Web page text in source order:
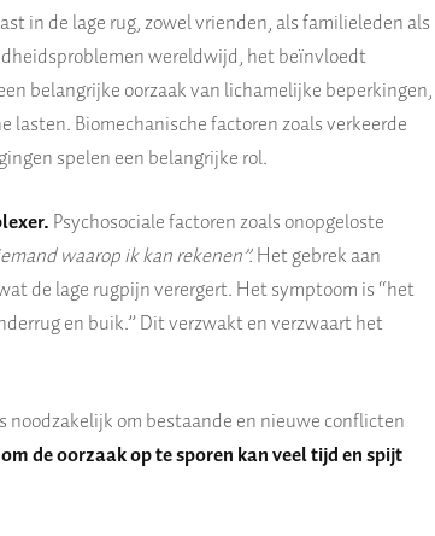
in de lage rug, zowel vrienden, als familieleden als
wereldwijd, het beïnvloedt
belangrijke oorzaak van lichamelijke beperkingen,
lasten. Biomechanische factoren zoals verkeerde
spelen een belangrijke rol.
Psychosociale factoren zoals onopgeloste
waarop ik kan rekenen”.Het gebrek aan
de lage rugpijn verergert. Het symptoom is “het
en buik.” Dit verzwakt en verzwaart het
om bestaande en nieuwe conflicten
de oorzaak op te sporen kan veel tijd en spijt